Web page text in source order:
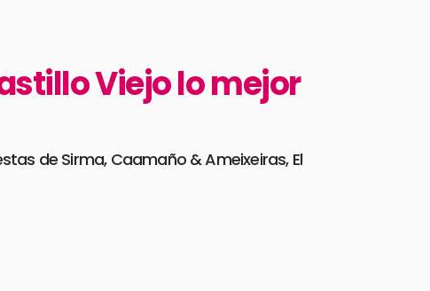
Viejo lo mejor
de Sirma, Caamaño & Ameixeiras, El